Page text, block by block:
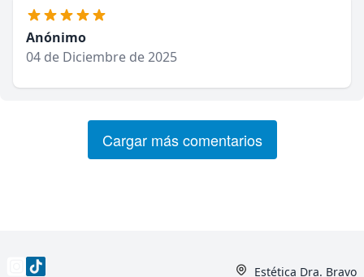
Anónimo
04 de Diciembre de 2025
Cargar más comentarios
Estética Dra. Bravo